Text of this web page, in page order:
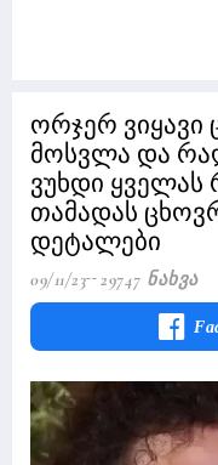
ორჯერ ვიყავი
მოსვლა და
ვუხდი ყველას
თამადას
დეტალები
09/11/23 29747 Ნახვა